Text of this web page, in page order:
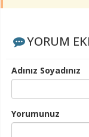
YORUM
Adınız Soyadınız
Yorumunuz